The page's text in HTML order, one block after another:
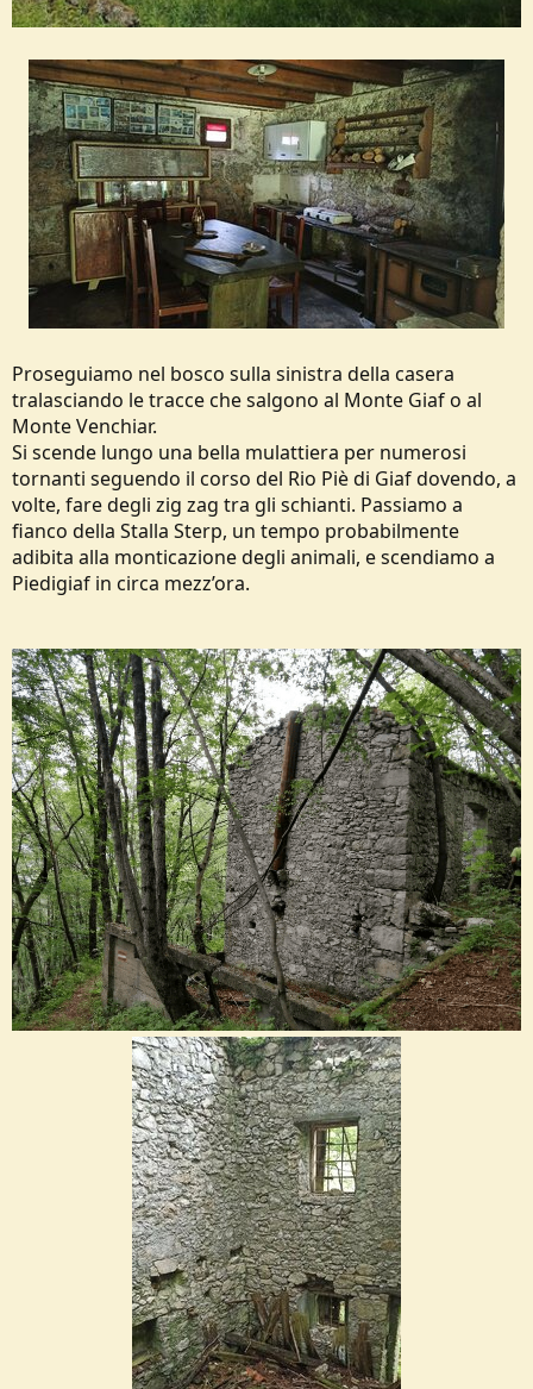
Proseguiamo nel bosco sulla sinistra della casera
tralasciando le tracce che salgono al Monte Giaf o al
Monte Venchiar.
Si scende lungo una bella mulattiera per numerosi
tornanti seguendo il corso del Rio Piè di Giaf dovendo, a
volte, fare degli zig zag tra gli schianti. Passiamo a
fianco della Stalla Sterp, un tempo probabilmente
adibita alla monticazione degli animali, e scendiamo a
Piedigiaf in circa mezz’ora.